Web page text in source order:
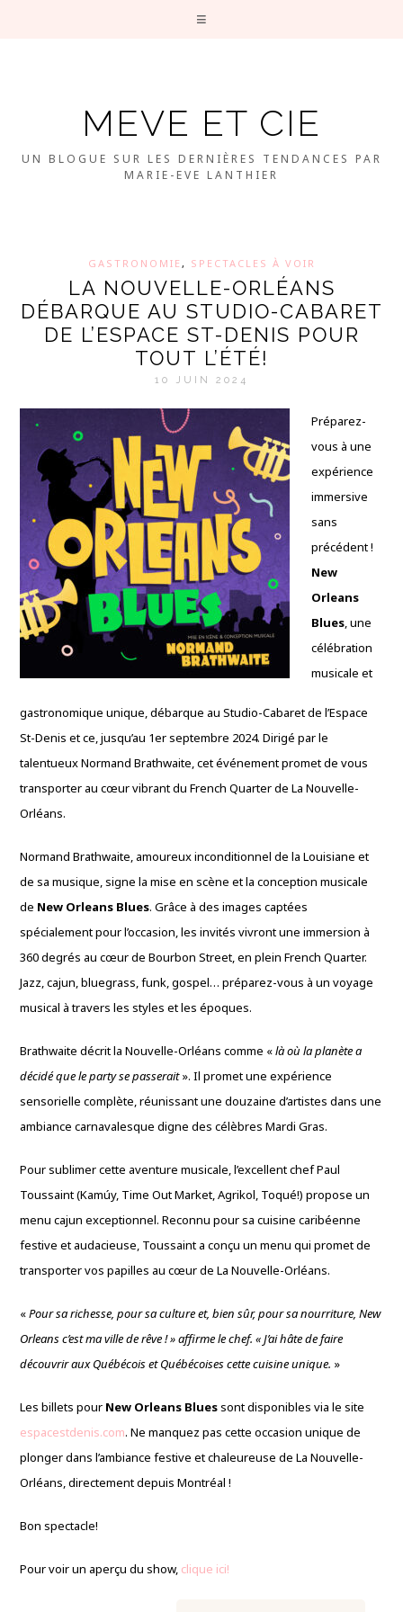
MEVE ET CIE
UN BLOGUE SUR LES DERNIÈRES TENDANCES PAR
MARIE-EVE LANTHIER
GASTRONOMIE, SPECTACLES À VOIR
LA NOUVELLE-ORLÉANS
DÉBARQUE AU STUDIO-CABARET
DE L’ESPACE ST-DENIS POUR
TOUT L’ÉTÉ!
10 JUIN 2024
Préparez-
vous à une
expérience
immersive
sans
précédent !
New
Orleans
Blues, une
célébration
musicale et
gastronomique unique, débarque au Studio-Cabaret de l’Espace
St-Denis et ce, jusqu’au 1er septembre 2024. Dirigé par le
talentueux Normand Brathwaite, cet événement promet de vous
transporter au cœur vibrant du French Quarter de La Nouvelle-
Orléans.
Normand Brathwaite, amoureux inconditionnel de la Louisiane et
de sa musique, signe la mise en scène et la conception musicale
de New Orleans Blues. Grâce à des images captées
spécialement pour l’occasion, les invités vivront une immersion à
360 degrés au cœur de Bourbon Street, en plein French Quarter.
Jazz, cajun, bluegrass, funk, gospel… préparez-vous à un voyage
musical à travers les styles et les époques.
Brathwaite décrit la Nouvelle-Orléans comme «là où la planète a
décidé que le party se passerait». Il promet une expérience
sensorielle complète, réunissant une douzaine d’artistes dans une
ambiance carnavalesque digne des célèbres Mardi Gras.
Pour sublimer cette aventure musicale, l’excellent chef Paul
Toussaint (Kamúy, Time Out Market, Agrikol, Toqué!) propose un
menu cajun exceptionnel. Reconnu pour sa cuisine caribéenne
festive et audacieuse, Toussaint a conçu un menu qui promet de
transporter vos papilles au cœur de La Nouvelle-Orléans.
«Pour sa richesse, pour sa culture et, bien sûr, pour sa nourriture, New
Orleans c’est ma ville de rêve ! » affirme le chef. « J’ai hâte de faire
découvrir aux Québécois et Québécoises cette cuisine unique. »
Les billets pour New Orleans Bluessont disponibles via le site
espacestdenis.com. Ne manquez pas cette occasion unique de
plonger dans l’ambiance festive et chaleureuse de La Nouvelle-
Orléans, directement depuis Montréal !
Bon spectacle!
Pour voir un aperçu du show, clique ici!